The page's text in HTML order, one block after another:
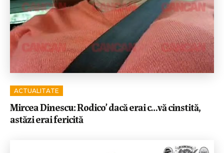
ACTUALITATE
Mircea Dinescu: Rodico’ dacă erai c…vă cinstită,
astăzi erai fericită